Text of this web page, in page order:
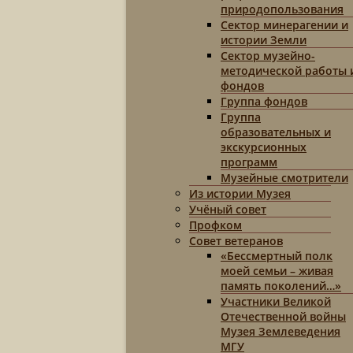
природопользования
Сектор минерагении и
истории Земли
Сектор музейно-
методической работы
фондов
Группа фондов
Группа
образовательных и
экскурсионных
программ
Музейные смотрители
Из истории Музея
Учёный совет
Профком
Совет ветеранов
«Бессмертный полк
моей семьи – живая
память поколений…»
Участники Великой
Отечественной войны
Музея Землеведения
МГУ